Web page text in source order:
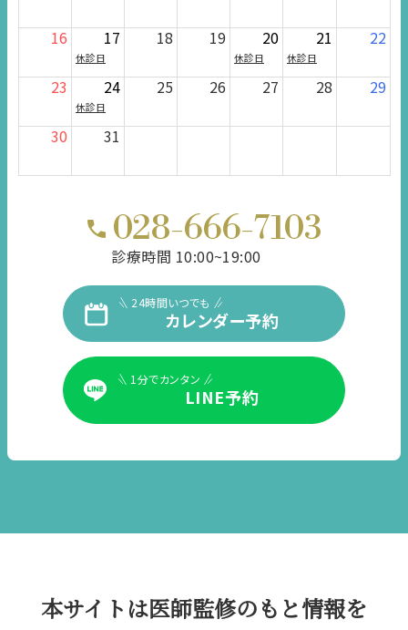
16 17
休診日
18 19 20
休診日
21
休診日
22
23 24
休診日
25 26 27 28 29
30 31
028-666-7103
診療時間 10:00~19:00
24時間いつでも
カレンダー予約
1分でカンタン
LINE予約
本サイトは医師監修のもと情報を